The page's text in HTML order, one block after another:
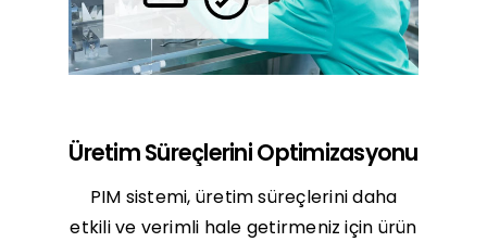
Üretim Süreçlerini Optimizasyonu
PIM sistemi, üretim süreçlerini daha
etkili ve verimli hale getirmeniz için ürün